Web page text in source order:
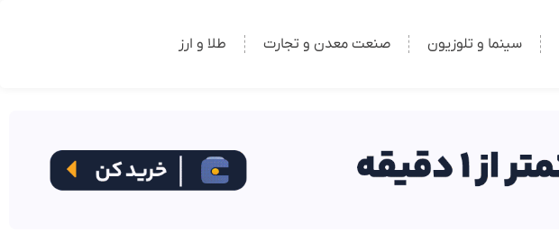
سینما و تلوزیون صنعت معدن و تجارت طلا و ارز